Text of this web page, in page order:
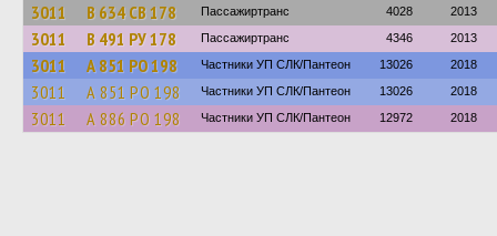
3011 В 634 СВ 178 Пассажиртранс 4028 2013
3011 В 491 РУ 178 Пассажиртранс 4346 2013
3011 А 851 РО 198 Частники УП СЛК/Пантеон 13026 2018
3011 А 851 РО 198 Частники УП СЛК/Пантеон 13026 2018
3011 А 886 РО 198 Частники УП СЛК/Пантеон 12972 2018